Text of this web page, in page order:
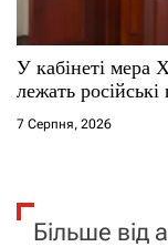
У кабінеті мера
лежать
7 Серпня, 2026
Більше від